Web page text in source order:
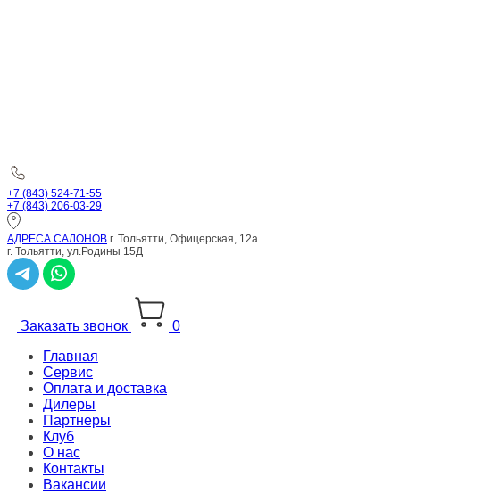
+7 (843) 524-71-55
+7 (843) 206-03-29
АДРЕСА САЛОНОВ г. Тольятти, Офицерская, 12а
г. Тольятти, ул.Родины 15Д
Заказать звонок
0
Главная
Сервис
Оплата и доставка
Дилеры
Партнеры
Клуб
О нас
Контакты
Вакансии